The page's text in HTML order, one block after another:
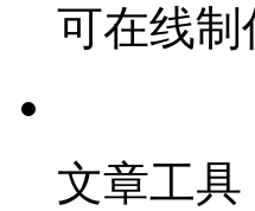
可在线
文章工具